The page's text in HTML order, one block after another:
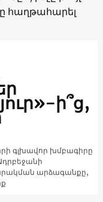
հաղթահարել
ի՞ց,
գլխավոր խմբագիրը
արձագանքը,